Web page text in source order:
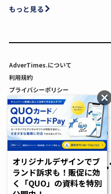
もっと見る
AdverTimes.について
利用規約
プライバシーポリシー
利用者情報の外部送信について
オリジナルデザインでブ
ランド訴求も！販促に効
く「QUO」の資料を特別